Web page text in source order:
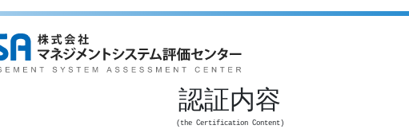
認証内容
(the Certification Content)